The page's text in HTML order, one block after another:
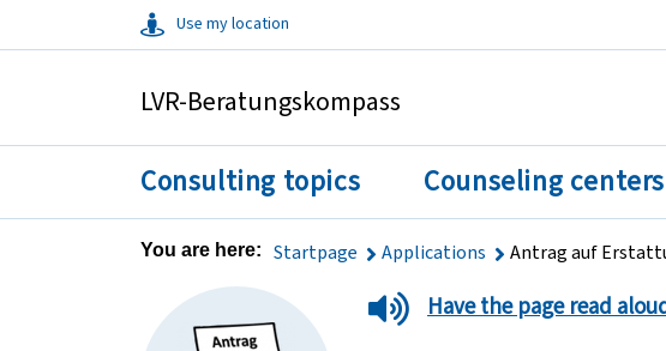
Use my location
LVR-Beratungskompass
Consulting topics Counseling centers
You are here: Startpage Applications Antrag auf
Have the page read